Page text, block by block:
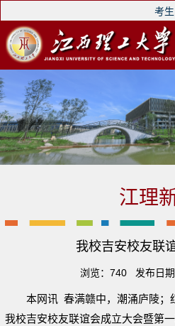
考生
江理
我校吉安校友联
浏览： 740 发布日
本网讯 春满赣中，潮涌庐陵；
我校吉安校友联谊会成立大会暨第